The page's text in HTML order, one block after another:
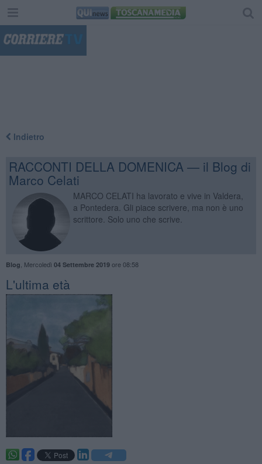
Indietro
RACCONTI DELLA DOMENICA — il Blog di
Marco Celati
MARCO CELATI ha lavorato e vive in Valdera,
a Pontedera. Gli piace scrivere, ma non è uno
scrittore. Solo uno che scrive.
Blog Mercoledì 04 Settembre 2019ore 08:58
L'ultima età